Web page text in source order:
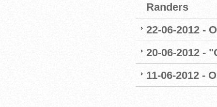
Randers
22-06-2012 -
20-06-2012 -
11-06-2012 -